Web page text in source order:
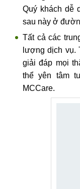
Quý khách dễ
sau này ở
Tất cả các
lượng dịch vụ.
giải đáp mọi
thể yên tâm
MCCare.